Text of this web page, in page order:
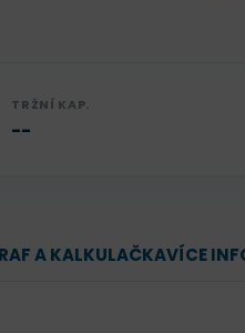
TRŽNÍ KAP.
--
A KALKULAČKAVÍCE